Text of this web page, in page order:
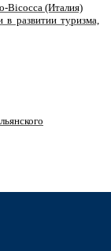
Bicocca (Италия)
развитии туризма,